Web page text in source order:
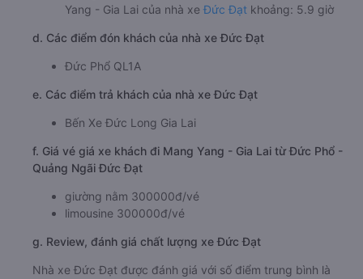
Yang - Gia Lai của nhà xe Đức Đạt khoảng: 5.9 giờ
d. Các điểm đón khách của nhà xe Đức Đạt
Đức Phổ QL1A
e. Các điểm trả khách của nhà xe Đức Đạt
Bến Xe Đức Long Gia Lai
f. Giá vé giá xe khách đi Mang Yang - Gia Lai từ Đức Phổ -
Quảng Ngãi Đức Đạt
giường nằm 300000đ/vé
limousine 300000đ/vé
g. Review, đánh giá chất lượng xe Đức Đạt
Nhà xe Đức Đạt được đánh giá với số điểm trung bình là